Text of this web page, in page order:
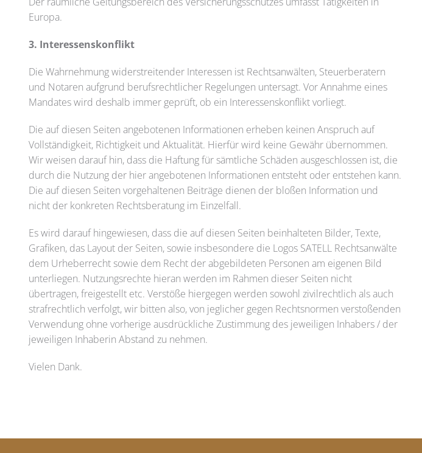
Europa.
3. Interessenskonflikt
Die Wahrnehmung widerstreitender Interessen ist Rechtsanwälten, Steuerberatern
und Notaren aufgrund berufsrechtlicher Regelungen untersagt. Vor Annahme eines
Mandates wird deshalb immer geprüft, ob ein Interessenskonflikt vorliegt.
Die auf diesen Seiten angebotenen Informationen erheben keinen Anspruch auf
Vollständigkeit, Richtigkeit und Aktualität. Hierfür wird keine Gewähr übernommen.
Wir weisen darauf hin, dass die Haftung für sämtliche Schäden ausgeschlossen ist, die
durch die Nutzung der hier angebotenen Informationen entsteht oder entstehen kann.
Die auf diesen Seiten vorgehaltenen Beiträge dienen der bloßen Information und
nicht der konkreten Rechtsberatung im Einzelfall.
Es wird darauf hingewiesen, dass die auf diesen Seiten beinhalteten Bilder, Texte,
Grafiken, das Layout der Seiten, sowie insbesondere die Logos SATELLRechtsanwälte
dem Urheberrecht sowie dem Recht der abgebildeten Personen am eigenen Bild
unterliegen. Nutzungsrechte hieran werden im Rahmen dieser Seiten nicht
übertragen, freigestellt etc. Verstöße hiergegen werden sowohl zivilrechtlich als auch
strafrechtlich verfolgt, wir bitten also, von jeglicher gegen Rechtsnormen verstoßenden
Verwendung ohne vorherige ausdrückliche Zustimmung des jeweiligen Inhabers / der
jeweiligen Inhaberin Abstand zu nehmen.
Vielen Dank.